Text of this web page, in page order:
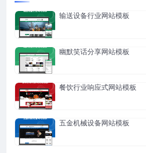
输送设备行业网站模板
幽默笑话分享网站模板
餐饮行业响应式网站模板
五金机械设备网站模板